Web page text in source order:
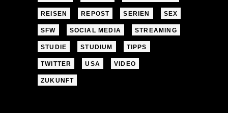
REISEN REPOST SERIEN SEX
SFW SOCIAL MEDIA STREAMING
STUDIE STUDIUM TIPPS
TWITTER USA VIDEO
ZUKUNFT